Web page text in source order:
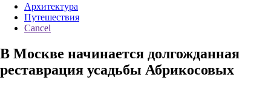
Архитектура
Путешествия
Cancel
В Москве начинается долгожданная
реставрация усадьбы Абрикосовых